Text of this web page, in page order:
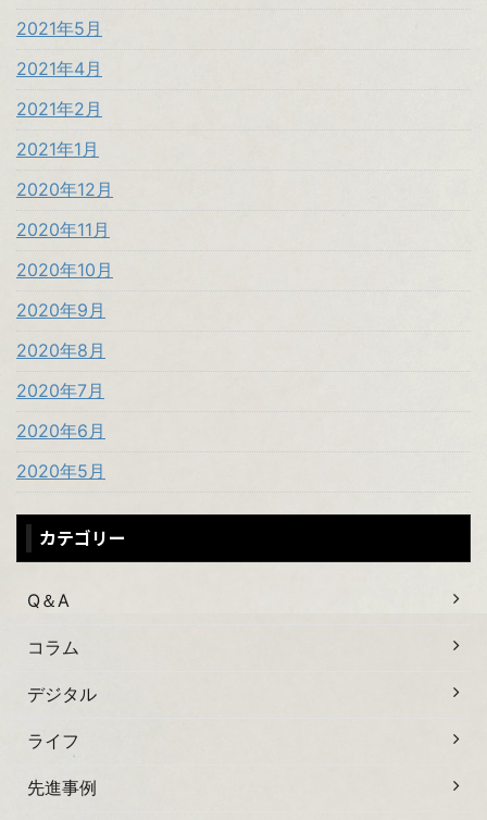
2021年5月
2021年4月
2021年2月
2021年1月
2020年12月
2020年11月
2020年10月
2020年9月
2020年8月
2020年7月
2020年6月
2020年5月
カテゴリー
Q＆A
コラム
デジタル
ライフ
先進事例